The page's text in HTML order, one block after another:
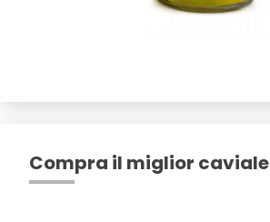
Compra il miglior caviale